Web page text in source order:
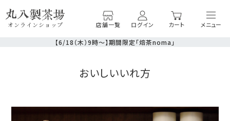
オンラインショップ 店舗一覧 ログイン カート
【6/18（木）9時～】期間限定「焙茶noma」
おいしいいれ方